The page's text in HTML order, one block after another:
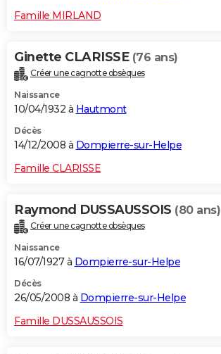
Famille MIRLAND
Ginette CLARISSE (76 ans)
Créer une cagnotte obsèques
Naissance
10/04/1932 à Hautmont
Décès
14/12/2008 à Dompierre-sur-Helpe
Famille CLARISSE
Raymond DUSSAUSSOIS (80 ans)
Créer une cagnotte obsèques
Naissance
16/07/1927 à Dompierre-sur-Helpe
Décès
26/05/2008 à Dompierre-sur-Helpe
Famille DUSSAUSSOIS